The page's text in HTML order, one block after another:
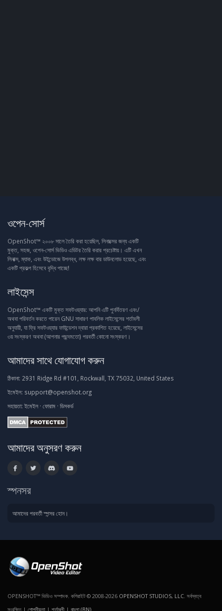
ওপেন-সোর্স
OpenShot™ ২০০৮ সালে তৈরি করা হয়েছিল, লিনাক্সের জন্য একটি
মুক্ত, সহজ, ওপেন-সোর্স ভিডিও এডিটর তৈরি করার প্রচেষ্টায়। এটি এখন
লিনাক্স, ম্যাক, এবং উইন্ডোজে উপলব্ধ, লক্ষ লক্ষ বার ডাউনলোড হয়েছে, এবং
একটি প্রকল্প হিসেবে বৃদ্ধি পাচ্ছে!
লাইসেন্স
OpenShot™ একটি মুক্ত সফটওয়্যার: আপনি এটি পুনর্বিতরণ এবং/
অথবা পরিবর্তন করতে পারেন GNU সাধারণ পাবলিক লাইসেন্সের শর্তাবলী
অনুযায়ী, যা ফ্রি সফটওয়্যার ফাউন্ডেশন দ্বারা প্রকাশিত হয়েছে, লাইসেন্সের
৩য় সংস্করণ অথবা (আপনার পছন্দমতো) পরবর্তী কোনো সংস্করণ।
আমাদের সাথে যোগাযোগ করুন
ঠিকানা: 2931 Ridge Rd #101, Rockwall, TX 75032, United States
ইমেইল: support@openshot.org
সহায়তা: ইমেইল · ফোরাম · ডিসকর্ড
আমাদের অনুসরণ করুন
স্পনসর
আমাদের পরবর্তী স্পন্সর হোন।
OPENSHOT™ ভিডিও সম্পাদক. কপিরাইট © 2008-2026 OPENSHOT STUDIOS, LLC . সর্বস্বত্ব
সংরক্ষিত | গোপনীয়তা | শর্তাবলী | বাংলা (BN)